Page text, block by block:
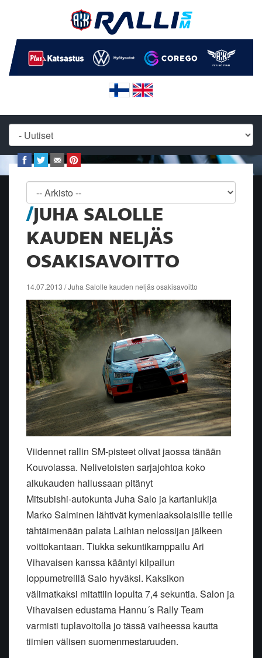
JUHA SALOLLE
KAUDEN NELJÄS
OSAKISAVOITTO
14.07.2013 / Juha Salolle kauden neljäs osakisavoitto
Viidennet rallin SM-pisteet olivat jaossa tänään
Kouvolassa. Nelivetoisten sarjajohtoa koko
alkukauden hallussaan pitänyt
Mitsubishi-autokunta Juha Salo ja kartanlukija
Marko Salminen lähtivät kymenlaaksolaisille teille
tähtäimenään palata Laihian nelossijan jälkeen
voittokantaan. Tiukka sekuntikamppailu Ari
Vihavaisen kanssa kääntyi kilpailun
loppumetreillä Salo hyväksi. Kaksikon
välimatkaksi mitattiin lopulta 7,4 sekuntia. Salon ja
Vihavaisen edustama Hannu´s Rally Team
varmisti tuplavoitolla jo tässä vaiheessa kautta
tiimien välisen suomenmestaruuden.